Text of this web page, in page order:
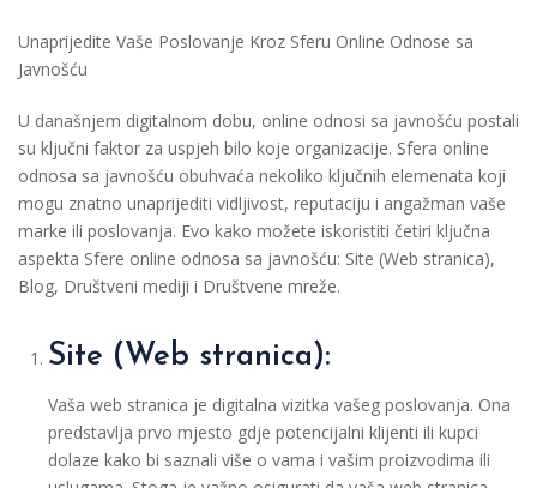
Unaprijedite Vaše Poslovanje Kroz Sferu Online Odnose sa
Javnošću
U današnjem digitalnom dobu, online odnosi sa javnošću postali
su ključni faktor za uspjeh bilo koje organizacije. Sfera online
odnosa sa javnošću obuhvaća nekoliko ključnih elemenata koji
mogu znatno unaprijediti vidljivost, reputaciju i angažman vaše
marke ili poslovanja. Evo kako možete iskoristiti četiri ključna
aspekta Sfere online odnosa sa javnošću: Site (Web stranica),
Blog, Društveni mediji i Društvene mreže.
Site (Web stranica):
Vaša web stranica je digitalna vizitka vašeg poslovanja. Ona
predstavlja prvo mjesto gdje potencijalni klijenti ili kupci
dolaze kako bi saznali više o vama i vašim proizvodima ili